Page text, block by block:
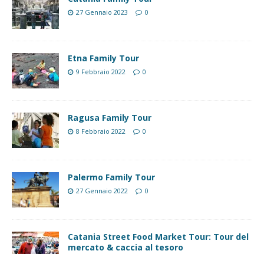
27 Gennaio 2023 0
Etna Family Tour
9 Febbraio 2022 0
Ragusa Family Tour
8 Febbraio 2022 0
Palermo Family Tour
27 Gennaio 2022 0
Catania Street Food Market Tour: Tour del
mercato & caccia al tesoro